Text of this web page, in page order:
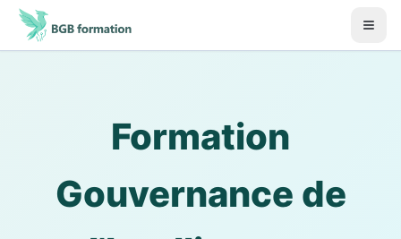
Aller au contenu principal
Formation
Gouvernance de